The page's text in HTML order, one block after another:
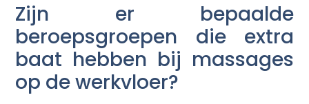
Zijn er bepaalde
beroepsgroepen die extra
baat hebben bij massages
op de werkvloer?